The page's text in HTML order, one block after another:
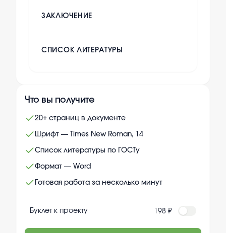
ЗАКЛЮЧЕНИЕ
СПИСОК ЛИТЕРАТУРЫ
Что вы получите
20+ страниц в документе
Шрифт — Times New Roman, 14
Список литературы по ГОСТу
Формат — Word
Готовая работа за несколько минут
Буклет к проекту 198 ₽